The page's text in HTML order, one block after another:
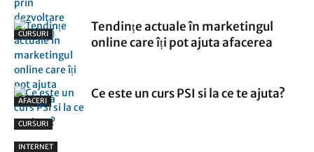
CURSURI
AFACERI
Tendințe actuale în marketingul
online care îți pot ajuta afacerea
CURSURI
Ce este un curs PSI si la ce te ajuta?
INTERNET